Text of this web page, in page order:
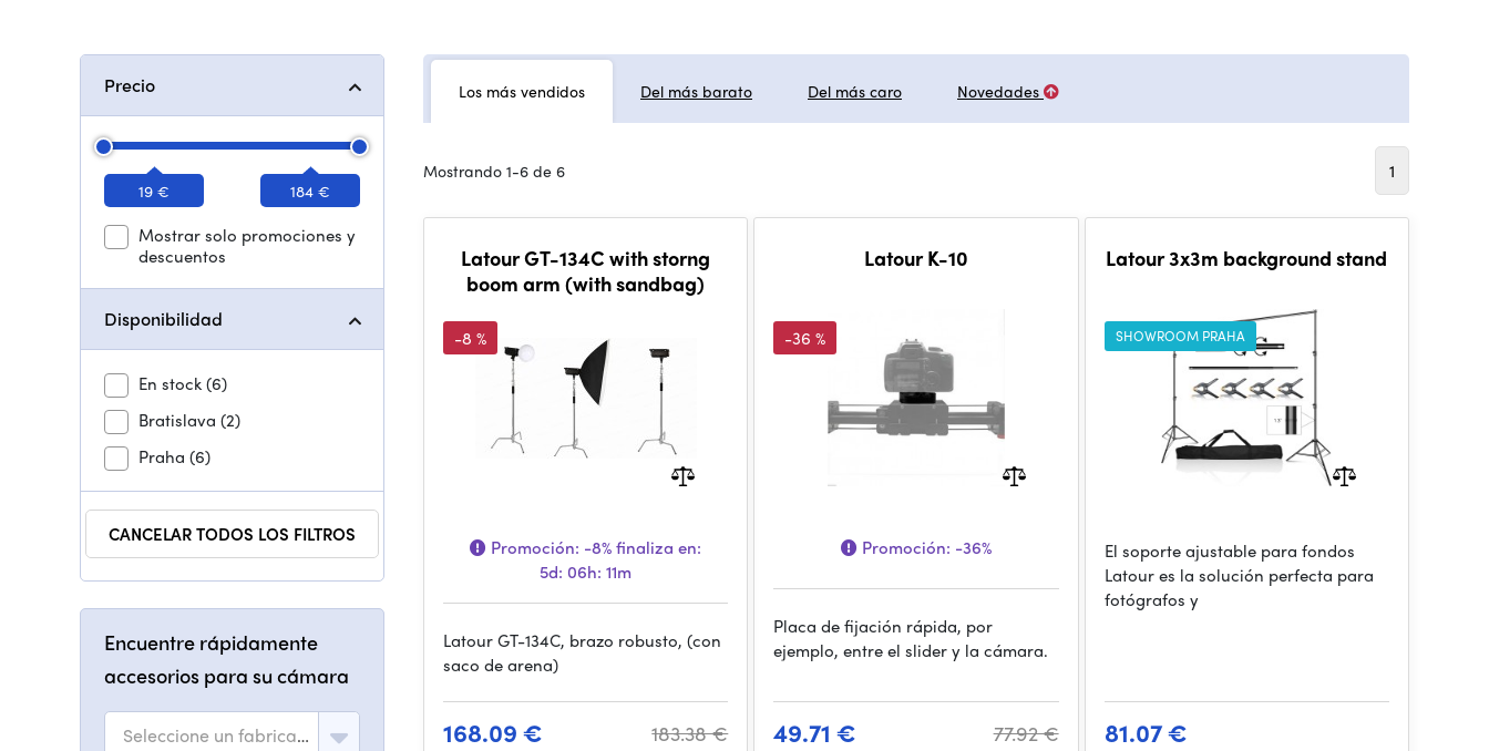
Precio
19 € 184 €
Mostrar solo promociones y
descuentos
Disponibilidad
En stock(6)
Bratislava (2)
Praha (6)
CANCELAR TODOS LOS FILTROS
Encuentre rápidamente
accesorios para su cámara
Seleccione un fabricante
Los más vendidos Del más barato Del más caro Novedades
Mostrando 1-6 de 6 1
Latour GT-134C with storng
boom arm (with sandbag)
-8 %
Promoción: -8%finaliza en:
5d: 06h: 11m
Latour GT-134C, brazo robusto, (con
saco de arena)
168.09 € 183.38 €
Latour K-10
-36 %
Promoción: -36%
Placa de fijación rápida, por
ejemplo, entre el slider y la cámara.
49.71 € 77.92 €
Latour 3x3m background stand
SHOWROOM PRAHA
El soporte ajustable para fondos
Latour es la solución perfecta para
fotógrafos y
81.07 €